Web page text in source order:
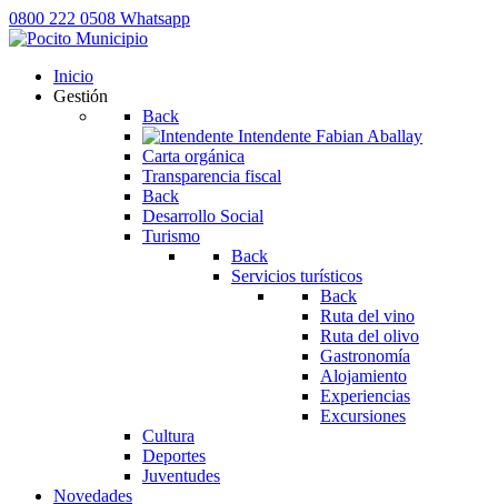
0800 222 0508 Whatsapp
Inicio
Gestión
Back
Intendente Fabian Aballay
Carta orgánica
Transparencia fiscal
Back
Desarrollo Social
Turismo
Back
Servicios turísticos
Back
Ruta del vino
Ruta del olivo
Gastronomía
Alojamiento
Experiencias
Excursiones
Cultura
Deportes
Juventudes
Novedades